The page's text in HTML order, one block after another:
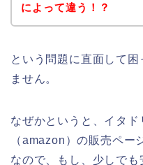
によって違う！？
という問題に直面して
ません。
なぜかというと、イタ
（amazon）の販売ペー
なので、もし、少しで